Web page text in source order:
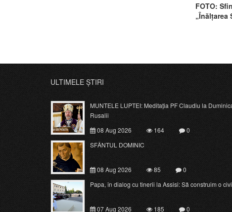
FOTO:
„Înălțarea
ULTIMELE ȘTIRI
MUNTELE LUPTEI: Meditația PF Claudiu la
Rusalii
08 Aug 2026
164
0
SFÂNTUL DOMINIC
08 Aug 2026 85
0
Papa, în dialog cu tinerii la Assisi: Să construim o
07 Aug 2026 185 0